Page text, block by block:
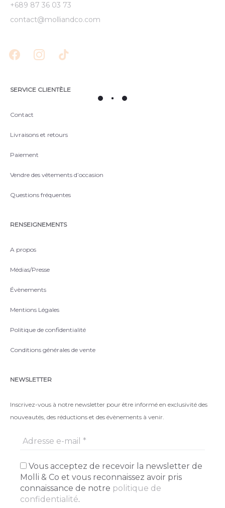
+689 87 36 03 73
contact@molliandco.com
SERVICE CLIENTÈLE
Contact
Livraisons et retours
Paiement
Vendre des vêtements d’occasion
Questions fréquentes
RENSEIGNEMENTS
A propos
Médias/Presse
Évènements
Mentions Légales
Politique de confidentialité
Conditions générales de vente
NEWSLETTER
Inscrivez-vous à notre newsletter pour être informé en exclusivité des
nouveautés, des réductions et des évènements à venir.
Vous acceptez de recevoir la newsletter de
Molli & Co et vous reconnaissez avoir pris
connaissance de notre politique de
confidentialité.